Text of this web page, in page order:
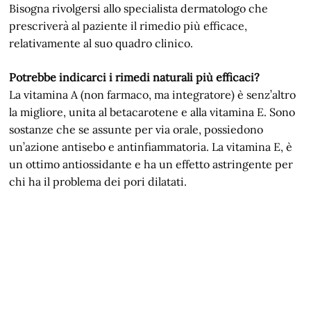
Bisogna rivolgersi allo specialista dermatologo che
prescriverà al paziente il rimedio più efficace,
relativamente al suo quadro clinico.
Potrebbe indicarci i rimedi naturali più efficaci?
La vitamina A (non farmaco, ma integratore) è senz’altro
la migliore, unita al betacarotene e alla vitamina E. Sono
sostanze che se assunte per via orale, possiedono
un’azione antisebo e antinfiammatoria. La vitamina E, è
un ottimo antiossidante e ha un effetto astringente per
chi ha il problema dei pori dilatati.